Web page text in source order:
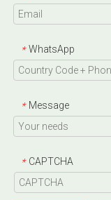
* WhatsApp
* Message
* CAPTCHA